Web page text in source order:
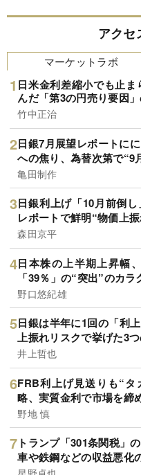
アクセ
マーケットラボ
日米金利差縮小でも止
んだ「第3の円売り要因
竹中正治
日銀7月展望レポートに
への焦り、為替次第で“9
亀田制作
日銀利上げ「10月前倒
レポートで鮮明“物価上
森田京平
日本株の上半期上昇幅
「39％」の“突出”のカラ
野口悠紀雄
日銀は半年に1回の「利
上振れリスクで挙げた3
井上哲也
FRB利上げ見送りも“
略、実質金利で市場を締
野地 慎
トランプ「301条関税」
車や鉄鋼などの収益悪化